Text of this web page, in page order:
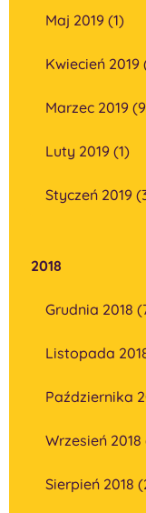
Maj 2019 (1)
Kwiecień 2019
Marzec 2019
Luty 2019 (1)
Styczeń 2019
2018
Grudnia 2018
Listopada
Października
Wrzesień 2018
Sierpień 2018